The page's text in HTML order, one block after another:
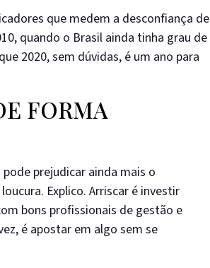
que medem a desconfiança de
quando o Brasil ainda tinha grau de
2020, sem dúvidas, é um ano para
FORMA
prejudicar ainda mais o
Explico. Arriscar é investir
bons profissionais de gestão e
é apostar em algo sem se